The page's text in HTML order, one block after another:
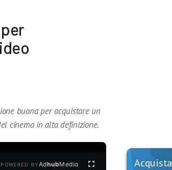
buona per acquistare un
cinema in alta definizione.
POWERED BYAdhubMedia Acquista